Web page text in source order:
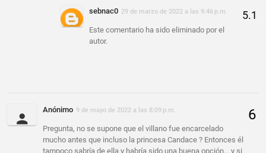
sebnac0 29 de marzo de 2022 a las 9:46 p.m.
Este comentario ha sido eliminado por el
autor.
Anónimo 9 de mayo de 2022 a las 8:09 p.m.
Pregunta, no se supone que el villano fue encarcelado
mucho antes que incluso la princesa Candace ? Entonces él
tampoco sabría de ella y habría sido una buena opción... y si